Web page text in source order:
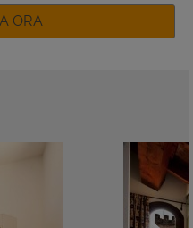
ORA